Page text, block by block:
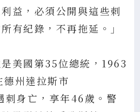
益，必須公開與這些刺
有紀錄，不再拖延。」
美國第35位總統，1963
州達拉斯市
刺身亡，享年46歲。警